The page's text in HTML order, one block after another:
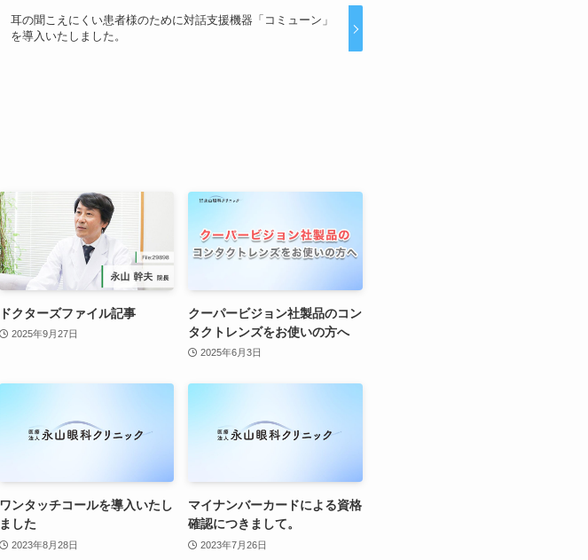
耳の聞こえにくい患者様のために対話支援機器「コミューン」
を導入いたしました。
ドクターズファイル記事
2025年9月27日
クーパービジョン社製品のコン
タクトレンズをお使いの方へ
2025年6月3日
ワンタッチコールを導入いたし
ました
2023年8月28日
マイナンバーカードによる資格
確認につきまして。
2023年7月26日